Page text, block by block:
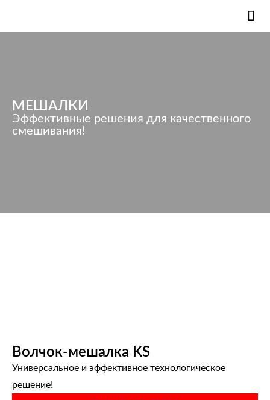
МЕШАЛКИ
Эффективные решения для качественного
смешивания!
Волчок-мешалка KS
Универсальное и эффективное технологическое
решение!